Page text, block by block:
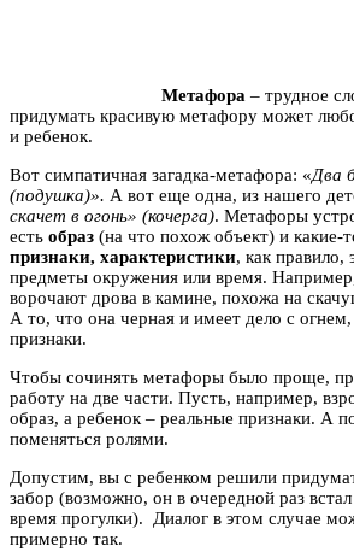
Метафора – трудное
придумать красивую метафору может
и ребенок.
Вот симпатичная загадка-метафора: «Два
(подушка)». А вот еще одна, из нашего
скачет в огонь» (кочерга). Метафоры
есть образ (на что похож объект) и какие-
признаки, характеристики, как правило,
предметы окружения или время.
ворочают дрова в камине, похожа на
А то, что она черная и имеет дело с
признаки.
Чтобы сочинять метафоры было проще,
работу на две части. Пусть, например,
образ, а ребенок – реальные признаки. А
поменяться ролями.
Допустим, вы с ребенком решили
забор (возможно, он в очередной раз
время прогулки). Диалог в этом случае
примерно так.